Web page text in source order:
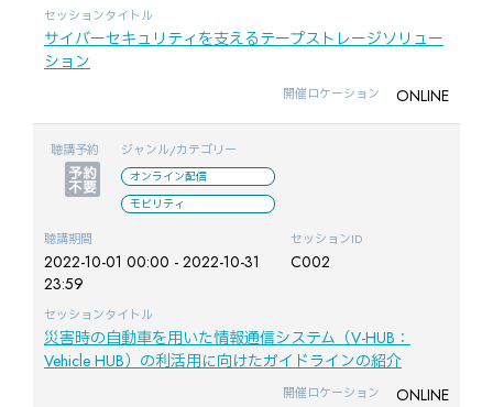
セッションタイトル
サイバーセキュリティを支えるテープストレージソリュー
ション
開催ロケーション ONLINE
聴講予約 ジャンル/カテゴリー
オンライン配信
モビリティ
聴講期間
2022-10-01 00:00 - 2022-10-31
23:59
セッションID
C002
セッションタイトル
災害時の自動車を用いた情報通信システム（V-HUB：
Vehicle HUB）の利活用に向けたガイドラインの紹介
開催ロケーション ONLINE